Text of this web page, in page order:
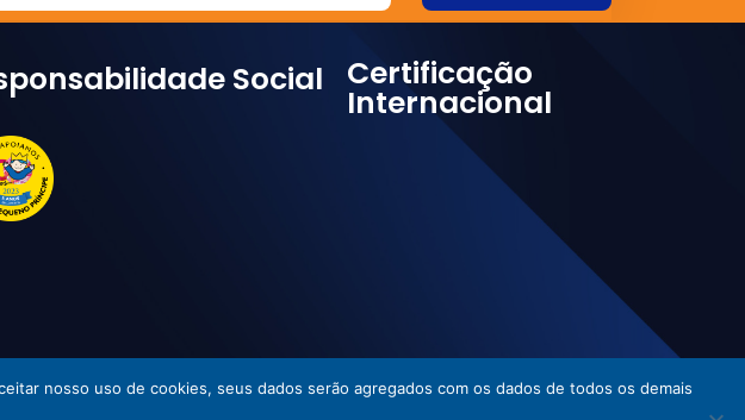
Social Certificação
Internacional
Desenvolvido por Incom
nosso uso de cookies, seus dados serão agregados com os dados de todos os demais